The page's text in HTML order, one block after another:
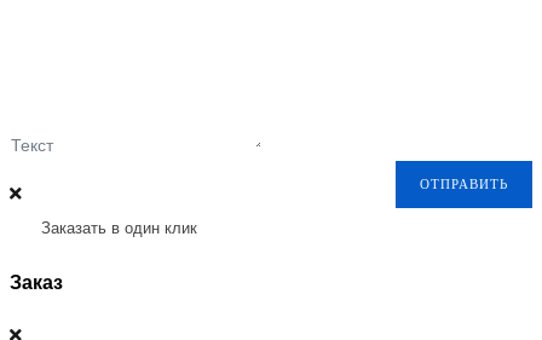
Текст
ОТПРАВИТЬ
Заказать в один клик
Заказ